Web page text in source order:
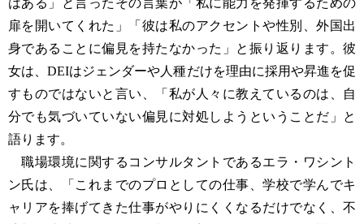
はある」と言ったその言葉が「私に能力を発揮するための
扉を開いてくれた」「彼は私のアクセントや性別、外国出
身であることに偏見を持たなかった」と振り返ります。彼
女は、DEIはジェンダーや人種だけを理由に採用や昇進を促
すものではないと言い、「私が人々に教えているのは、自
分でも気づいていない偏見に対処しようということだ」と
語ります。
職場環境に関するコンサルタントであるエラ・ワシント
ン氏は、「これまでのプロとしての仕事、学校で学んでキ
ャリアを捧げてきた仕事がやりにくくなるだけでなく、不